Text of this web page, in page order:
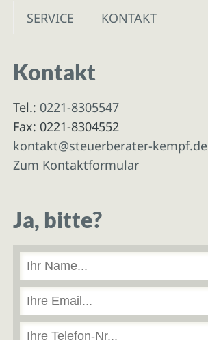
SERVICE KONTAKT
Kontakt
Tel.: 0221-8305547
Fax: 0221-8304552
kontakt@steuerberater-kempf.de
Zum Kontaktformular
Ja, bitte?